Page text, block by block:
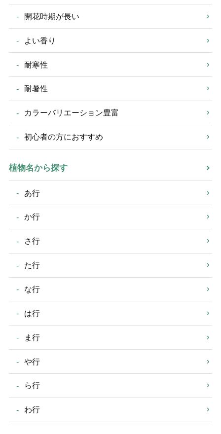
開花時期が長い
よい香り
耐寒性
耐暑性
カラーバリエーション豊富
初心者の方におすすめ
植物名から探す
あ行
か行
さ行
た行
な行
は行
ま行
や行
ら行
わ行